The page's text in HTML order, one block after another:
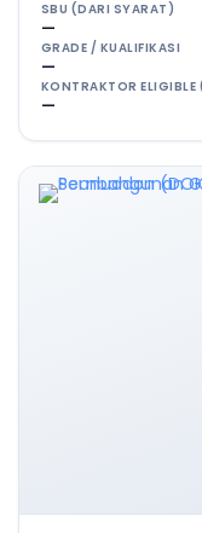
SBU (DARI SYARAT)
—
GRADE / KUALIFIKASI
—
KONTRAKTOR
—